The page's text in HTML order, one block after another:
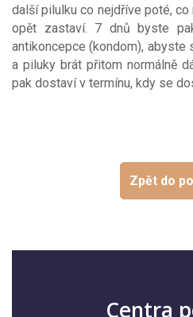
další pilulku co nejdříve poté,
opět zastaví. 7 dnů byste
antikoncepce (kondom), abyste
a piluky brát přitom normálně
pak dostaví v termínu, kdy se
Zpět do
Centra